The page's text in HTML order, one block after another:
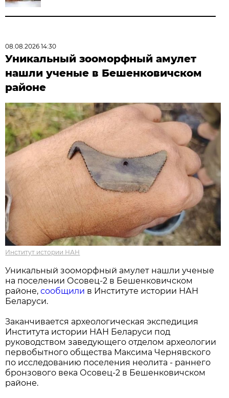
08.08.2026 14:30
Уникальный зооморфный амулет
нашли ученые в Бешенковичском
районе
Институт истории НАН
Уникальный зооморфный амулет нашли ученые
на поселении Осовец-2 в Бешенковичском
районе,сообщили в Институте истории НАН
Беларуси.
Заканчивается археологическая экспедиция
Института истории НАН Беларуси под
руководством заведующего отделом археологии
первобытного общества Максима Чернявского
по исследованию поселения неолита - раннего
бронзового века Осовец-2 в Бешенковичском
районе.